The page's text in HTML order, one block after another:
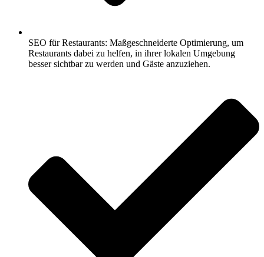
SEO für Restaurants: Maßgeschneiderte Optimierung, um
Restaurants dabei zu helfen, in ihrer lokalen Umgebung
besser sichtbar zu werden und Gäste anzuziehen.